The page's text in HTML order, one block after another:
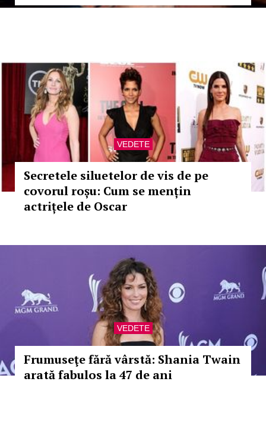
VEDETE
Secretele siluetelor de vis de pe
covorul roșu: Cum se mențin
actrițele de Oscar
VEDETE
Frumuseţe fără vârstă: Shania Twain
arată fabulos la 47 de ani